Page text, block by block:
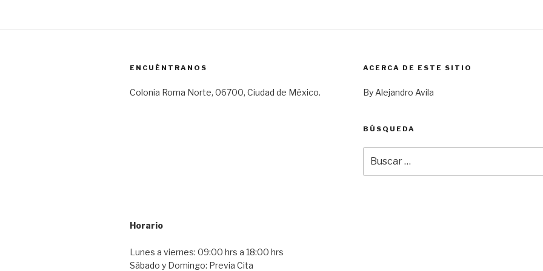
ENCUÉNTRANOS
Colonia Roma Norte, 06700, Ciudad de México.
Horario
Lunes a viernes: 09:00 hrs a 18:00 hrs
Sábado y Domingo: Previa Cita
ACERCA DE ESTE SITIO
By Alejandro Avila
BÚSQUEDA
por: